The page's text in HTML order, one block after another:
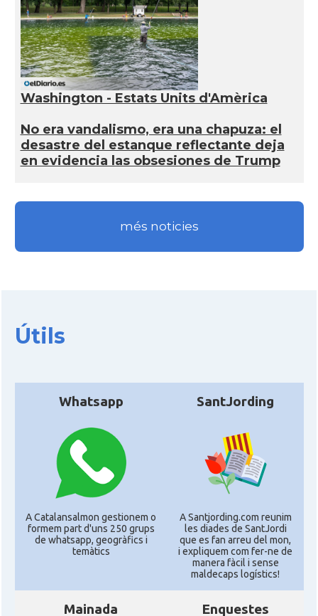
Washington - Estats Units d'Amèrica
No era vandalismo, era una chapuza: el
desastre del estanque reflectante deja
en evidencia las obsesiones de Trump
més noticies
Útils
Whatsapp
A Catalansalmon gestionem o
formem part d'uns 250 grups
de whatsapp, geogràfics i
temàtics
SantJording
A Santjording.com reunim
les diades de SantJordi
que es fan arreu del mon,
i expliquem com fer-ne de
manera fàcil i sense
maldecaps logí­stics!
Mainada Enquestes